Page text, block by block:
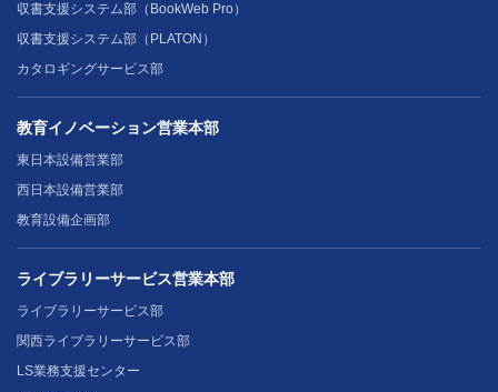
収書支援システム部（BookWeb Pro）
収書支援システム部（PLATON）
カタロギングサービス部
教育イノベーション営業本部
東日本設備営業部
西日本設備営業部
教育設備企画部
ライブラリーサービス営業本部
ライブラリーサービス部
関西ライブラリーサービス部
LS業務支援センター